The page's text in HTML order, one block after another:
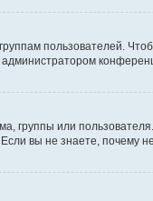
пользователей.
группы или
вы не знаете, почему